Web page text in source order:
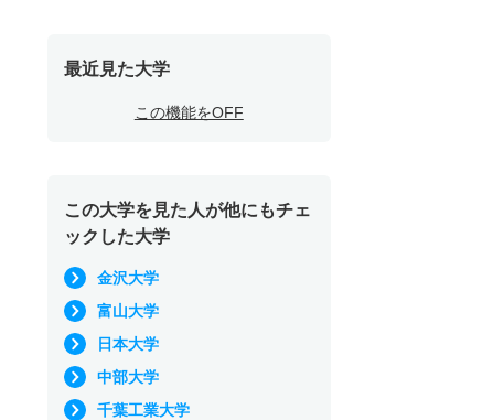
最近見た大学
この機能をOFF
この大学を見た人が他にもチェ
ックした大学
金沢大学
富山大学
日本大学
中部大学
千葉工業大学